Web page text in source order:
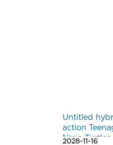
Untitled
action
Ninja Turtles
2028-11-16